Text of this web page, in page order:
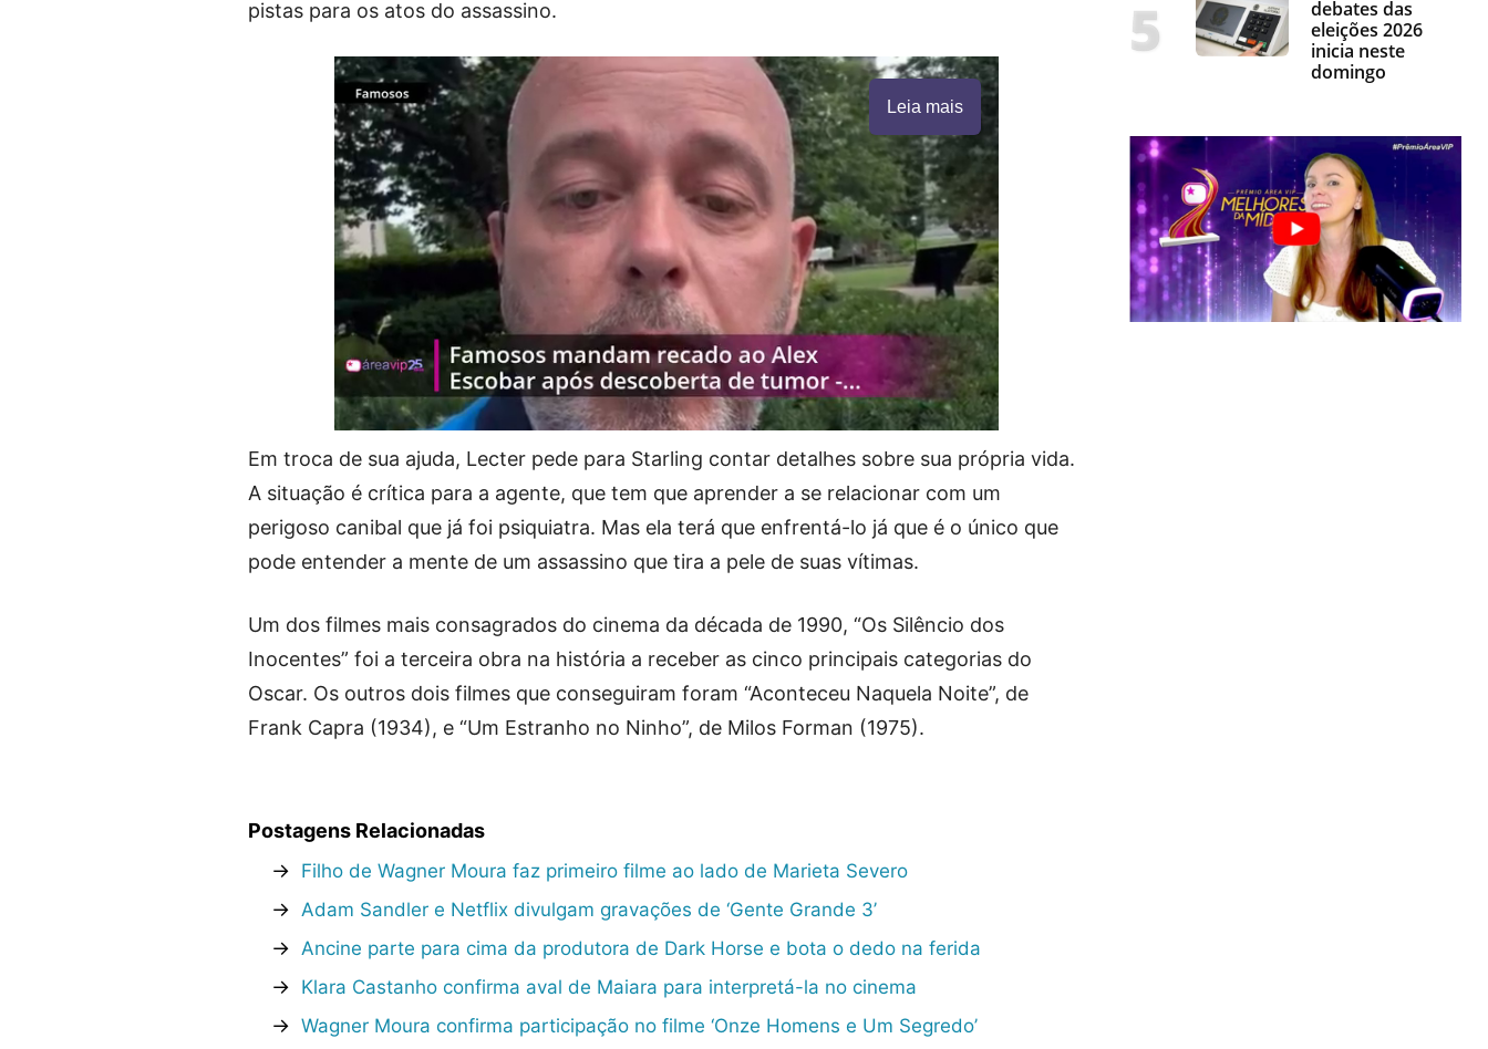
pistas para os atos do assassino.
Leia mais
Em troca de sua ajuda, Lecter pede para Starling contar detalhes sobre sua própria vida.
A situação é crítica para a agente, que tem que aprender a se relacionar com um
perigoso canibal que já foi psiquiatra. Mas ela terá que enfrentá-lo já que é o único que
pode entender a mente de um assassino que tira a pele de suas vítimas.
Um dos filmes mais consagrados do cinema da década de 1990, “Os Silêncio dos
Inocentes” foi a terceira obra na história a receber as cinco principais categorias do
Oscar. Os outros dois filmes que conseguiram foram “Aconteceu Naquela Noite”, de
Frank Capra (1934), e “Um Estranho no Ninho”, de Milos Forman (1975).
Postagens Relacionadas
→ Filho de Wagner Moura faz primeiro filme ao lado de Marieta Severo
→ Adam Sandler e Netflix divulgam gravações de ‘Gente Grande 3’
→ Ancine parte para cima da produtora de Dark Horse e bota o dedo na ferida
→ Klara Castanho confirma aval de Maiara para interpretá-la no cinema
→ Wagner Moura confirma participação no filme ‘Onze Homens e Um Segredo’
debates das
eleições 2026
inicia neste
domingo